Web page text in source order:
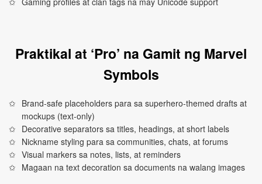
Praktikal at ‘Pro’ na Gamit ng Marvel
Symbols
Brand-safe placeholders para sa superhero-themed drafts at
mockups (text-only)
Decorative separators sa titles, headings, at short labels
Nickname styling para sa communities, chats, at forums
Visual markers sa notes, lists, at reminders
Magaan na text decoration sa documents na walang images